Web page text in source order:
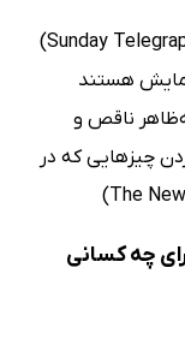
هستند
ناقص و
چیزهایی که در
چه کسانی